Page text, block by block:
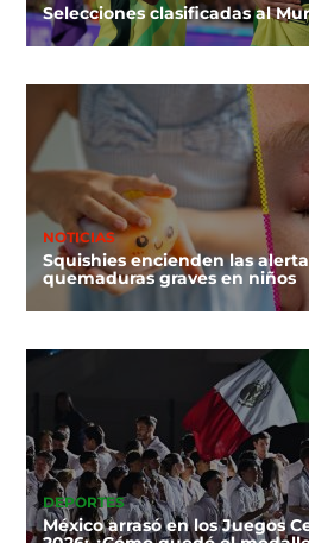
Selecciones clasificadas al
NOTICIAS
Squishies encienden las
quemaduras graves en niños
DEPORTES
México arrasó en los Juegos